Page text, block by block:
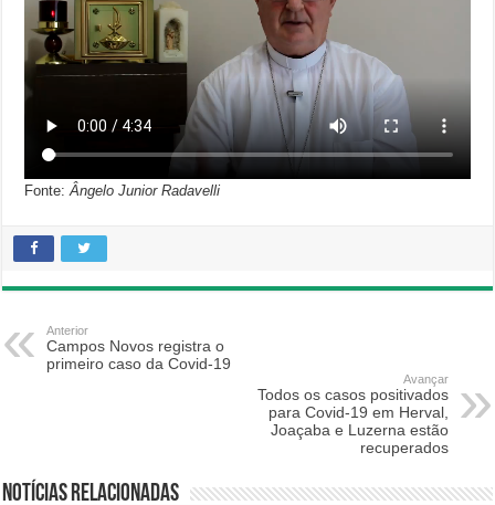
Fonte: Ângelo Junior Radavelli
Anterior
Campos Novos registra o
primeiro caso da Covid-19
Avançar
Todos os casos positivados
para Covid-19 em Herval,
Joaçaba e Luzerna estão
recuperados
Notícias relacionadas